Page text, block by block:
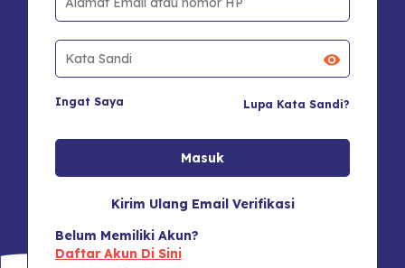
Ingat Saya Lupa Kata Sandi?
Kirim Ulang Email Verifikasi
Belum Memiliki Akun?
Daftar Akun Di Sini